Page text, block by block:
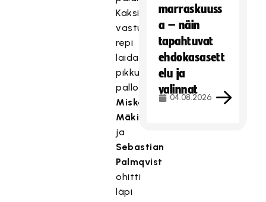
Kaksi
vastustajaa
repi
laidassa
pikkuvilpillä
pallon
Miska
Mäkiseltä
ja
Sebastian
Palmqvist
ohitti
läpi
marraskuuss
a – näin
tapahtuvat
ehdokasasett
elu ja
valinnat
04.08.2026